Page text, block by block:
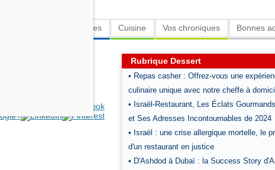
Insolites Cuisine Vos chroniques Bonnes
Rubrique Dessert
• Repas casher : Offrez-vous une
culinaire unique avec notre cheffe à
• Israël-Restaurant, Les Éclats
et Ses Adresses Incontournables de 2024
• Israël : une crise allergique mortelle, le
d'un restaurant en justice
• D'Ashdod à Dubaï : la Success Story